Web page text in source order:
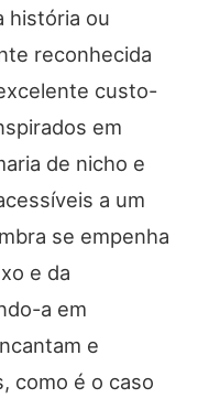
história ou
reconhecida
custo-
em
de nicho e
a um
se empenha
e da
a em
e
como é o caso